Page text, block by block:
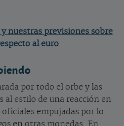
nuestras previsiones sobre
al euro
por todo el orbe y las
al estilo de una reacción en
empujadas por lo
en otras monedas. En